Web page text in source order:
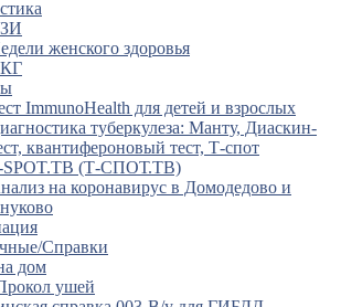
женского здоровья
ImmunoHealth для детей и взрослых
туберкулеза: Манту, Диаскин-
квантифероновый тест, Т-спот
SPOT.TB (Т-СПОТ.ТВ)
на коронавирус в Домодедово и
Справки
дом
ушей